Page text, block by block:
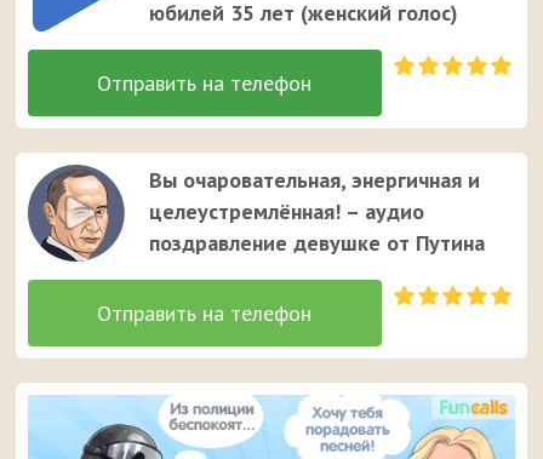
юбилей 35 лет (женский голос)
Вы очаровательная, энергичная и
целеустремлённая! – аудио
поздравление девушке от Путина